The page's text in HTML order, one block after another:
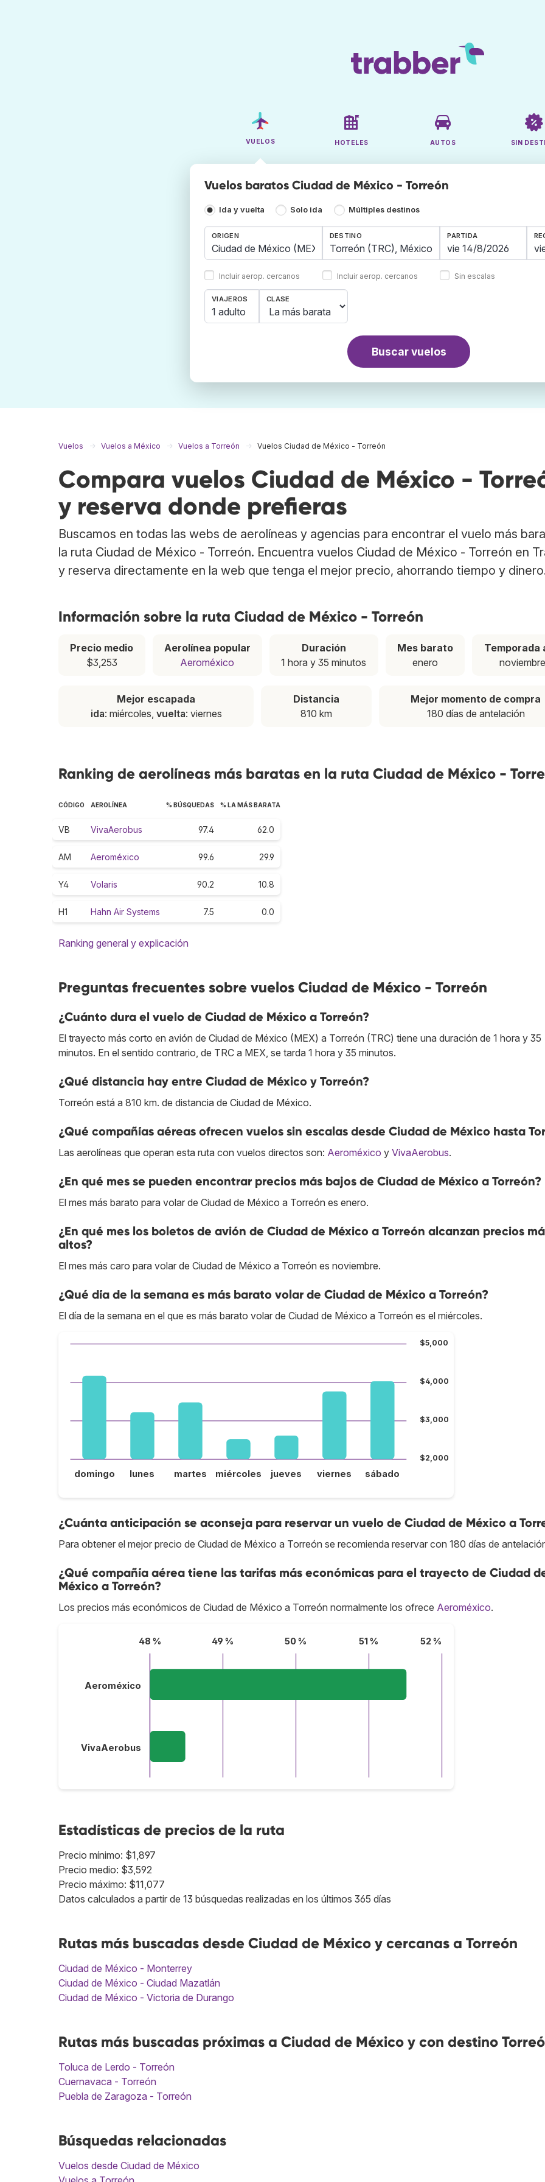
VUELOS HOTELES AUTOS SIN
Vuelos baratos Ciudad de México - Torreón
Ida y vuelta Solo ida Múltiples destinos
ORIGEN
Incluir aerop. cercanos
DESTINO
Incluir aerop. cercanos
PARTIDA
Sin escalas
VIAJEROS
1 adulto
CLASE
Buscar vuelos
Vuelos Vuelos a México Vuelos a Torreón Vuelos Ciudad de México - Torreón
Compara vuelos Ciudad de México -
y reserva donde prefieras
Buscamos en todas las webs de aerolíneas y agencias para encontrar el vuelo más
la ruta Ciudad de México - Torreón. Encuentra vuelos Ciudad de México - Torreón en
y reserva directamente en la web que tenga el mejor precio, ahorrando tiempo y
Información sobre la ruta Ciudad de México - Torreón
Precio medio
$3,253
Aerolínea popular
Aeroméxico
Duración
1 hora y 35 minutos
Mes barato
enero
Temporada
noviembre
Mejor escapada
ida: miércoles, vuelta: viernes
Distancia
810 km
Mejor momento de compra
180 días de antelación
Ranking de aerolíneas más baratas en la ruta Ciudad de México -
CÓDIGO AEROLÍNEA % BÚSQUEDAS % LA MÁS BARATA
VB VivaAerobus 97.4 62.0
AM Aeroméxico 99.6 29.9
Y4 Volaris 90.2 10.8
H1 Hahn Air Systems 7.5 0.0
Ranking general y explicación
Preguntas frecuentes sobre vuelos Ciudad de México - Torreón
¿Cuánto dura el vuelo de Ciudad de México a Torreón?
El trayecto más corto en avión de Ciudad de México (MEX) a Torreón (TRC) tiene una duración de 1 hora y 35
minutos. En el sentido contrario, de TRC a MEX, se tarda 1 hora y 35 minutos.
¿Qué distancia hay entre Ciudad de México y Torreón?
Torreón está a 810 km. de distancia de Ciudad de México.
¿Qué compañías aéreas ofrecen vuelos sin escalas desde Ciudad de México hasta
Las aerolíneas que operan esta ruta con vuelos directos son: Aeroméxico y VivaAerobus.
¿En qué mes se pueden encontrar precios más bajos de Ciudad de México a Torreón?
El mes más barato para volar de Ciudad de México a Torreón es enero.
¿En qué mes los boletos de avión de Ciudad de México a Torreón alcanzan precios
altos?
El mes más caro para volar de Ciudad de México a Torreón es noviembre.
¿Qué día de la semana es más barato volar de Ciudad de México a Torreón?
El día de la semana en el que es más barato volar de Ciudad de México a Torreón es el miércoles.
$2,000
$3,000
$4,000
$5,000
domingo lunes martes miércoles jueves viernes sábado
¿Cuánta anticipación se aconseja para reservar un vuelo de Ciudad de México a
Para obtener el mejor precio de Ciudad de México a Torreón se recomienda reservar con 180 días de
¿Qué compañía aérea tiene las tarifas más económicas para el trayecto de Ciudad
México a Torreón?
Los precios más económicos de Ciudad de México a Torreón normalmente los ofrece Aeroméxico.
48 % 49 % 50 % 51 % 52 %
Aeroméxico
VivaAerobus
Estadísticas de precios de la ruta
Precio mínimo: $1,897
Precio medio: $3,592
Precio máximo: $11,077
Datos calculados a partir de 13 búsquedas realizadas en los últimos 365 días
Rutas más buscadas desde Ciudad de México y cercanas a Torreón
Ciudad de México - Monterrey
Ciudad de México - Ciudad Mazatlán
Ciudad de México - Victoria de Durango
Rutas más buscadas próximas a Ciudad de México y con destino
Toluca de Lerdo - Torreón
Cuernavaca - Torreón
Puebla de Zaragoza - Torreón
Búsquedas relacionadas
Vuelos desde Ciudad de México